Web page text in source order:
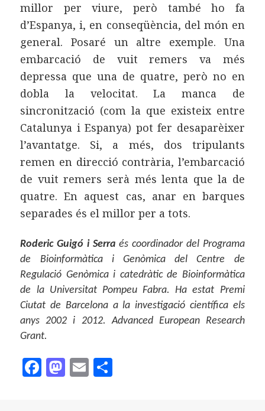
millor per viure, però també ho fa
d’Espanya, i, en conseqüència, del món en
general. Posaré un altre exemple. Una
embarcació de vuit remers va més
depressa que una de quatre, però no en
dobla la velocitat. La manca de
sincronització (com la que existeix entre
Catalunya i Espanya) pot fer desaparèixer
l’avantatge. Si, a més, dos tripulants
remen en direcció contrària, l’embarcació
de vuit remers serà més lenta que la de
quatre. En aquest cas, anar en barques
separades és el millor per a tots.
Roderic Guigó i Serra és coordinador del Programa
de Bioinformàtica i Genòmica del Centre de
Regulació Genòmica i catedràtic de Bioinformàtica
de la Universitat Pompeu Fabra. Ha estat Premi
Ciutat de Barcelona a la investigació científica els
anys 2002 i 2012. Advanced European Research
Grant.
F M E